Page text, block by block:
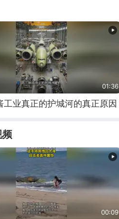
01:36
工业真正的护城河的真正原因
频
00:09